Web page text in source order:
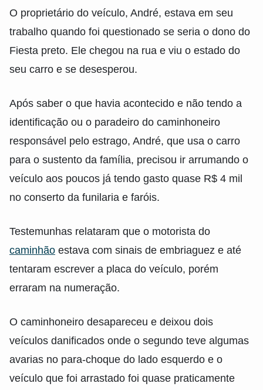
O proprietário do veículo, André, estava em seu
trabalho quando foi questionado se seria o dono do
Fiesta preto. Ele chegou na rua e viu o estado do
seu carro e se desesperou.
Após saber o que havia acontecido e não tendo a
identificação ou o paradeiro do caminhoneiro
responsável pelo estrago, André, que usa o carro
para o sustento da família, precisou ir arrumando o
veículo aos poucos já tendo gasto quase R$ 4 mil
no conserto da funilaria e faróis.
Testemunhas relataram que o motorista do
caminhão estava com sinais de embriaguez e até
tentaram escrever a placa do veículo, porém
erraram na numeração.
O caminhoneiro desapareceu e deixou dois
veículos danificados onde o segundo teve algumas
avarias no para-choque do lado esquerdo e o
veículo que foi arrastado foi quase praticamente